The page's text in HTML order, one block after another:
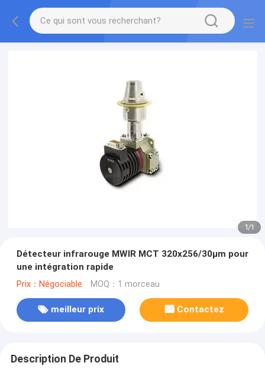
1/1
Détecteur infrarouge MWIR MCT 320x256/30μm pour
une intégration rapide
Prix：Négociable MOQ：1 morceau
meilleur prix Contactez
Description De Produit